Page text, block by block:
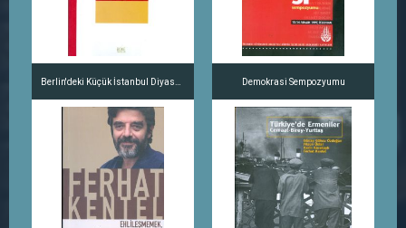
Demokrasi Sempozyumu